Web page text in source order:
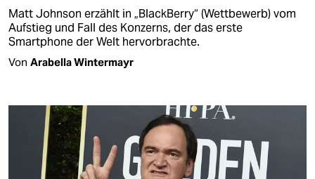
Matt Johnson erzählt in „BlackBerry“ (Wettbewerb) vom
Aufstieg und Fall des Konzerns, der das erste
Smartphone der Welt hervorbrachte.
Von Arabella Wintermayr